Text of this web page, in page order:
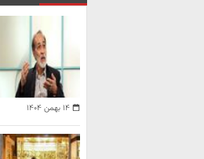
۱۴ بهمن ۱۴۰۴